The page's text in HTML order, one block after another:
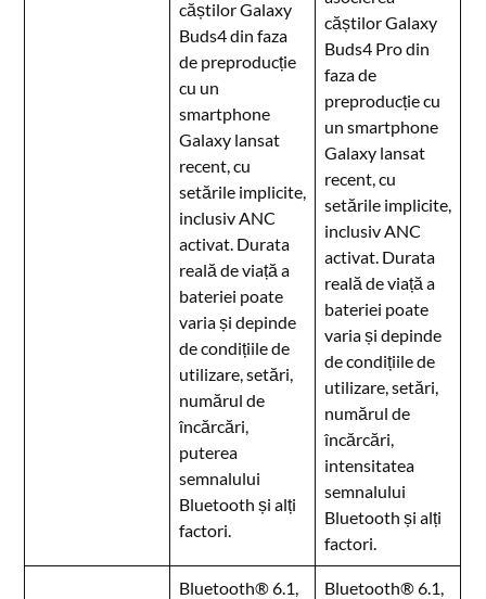
căștilor Galaxy
Buds4 din faza
de preproducție
cu un
smartphone
Galaxy lansat
recent, cu
setările implicite,
inclusiv ANC
activat. Durata
reală de viață a
bateriei poate
varia și depinde
de condițiile de
utilizare, setări,
numărul de
încărcări,
puterea
semnalului
Bluetooth și alți
factori.
căștilor Galaxy
Buds4 Pro din
faza de
preproducție cu
un smartphone
Galaxy lansat
recent, cu
setările implicite,
inclusiv ANC
activat. Durata
reală de viață a
bateriei poate
varia și depinde
de condițiile de
utilizare, setări,
numărul de
încărcări,
intensitatea
semnalului
Bluetooth și alți
factori.
Bluetooth® 6.1,
Bluetooth® 6.1,